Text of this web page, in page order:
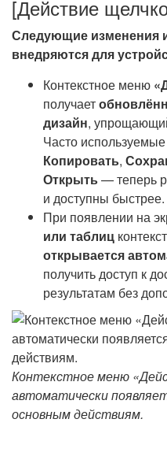
[Действие
Следующие изменения
внедряются для
Контекстное меню
получает
дизайн,
Часто
Копировать,
Открыть— теперь
и доступны быстрее.
При появлении на
или таблиц
открывается
получить доступ к
результатам без
Контекстное меню
автоматически
основным действиям.